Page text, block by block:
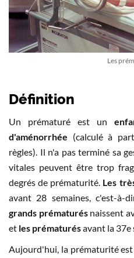
Les
Définition
Un prématuré est un
d'aménorrhée (calculé à
règles). Il n'a pas terminé sa
vitales peuvent être trop
degrés de prématurité. Les
avant 28 semaines, c'est-à-
grands prématurésnaissent
et les prématurésavant la 37e
Aujourd'hui, la prématurité